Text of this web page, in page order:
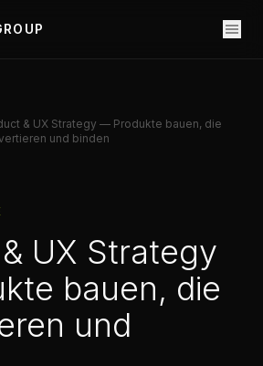
& UX Strategy — Produkte bauen, die
und binden
UX Strategy
bauen, die
und